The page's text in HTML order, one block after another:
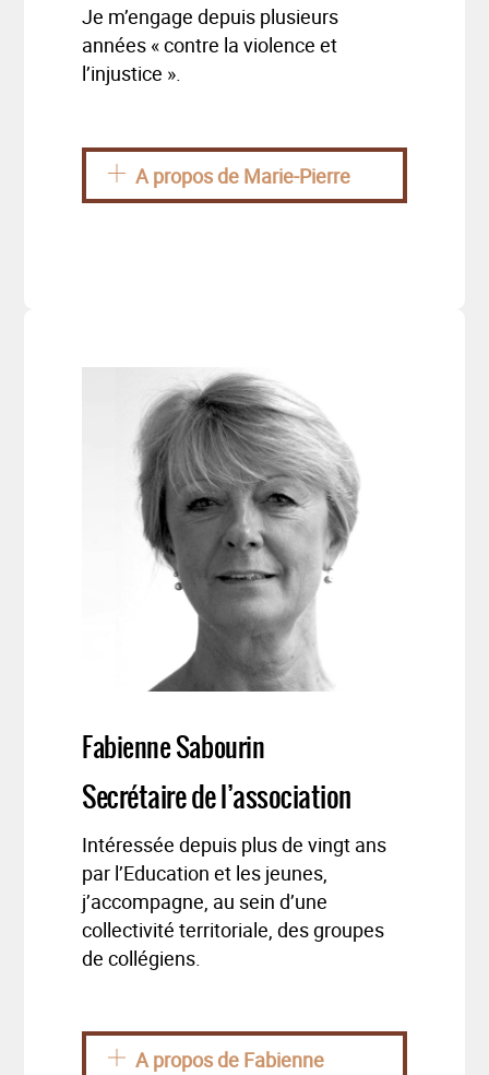
Je m’engage depuis plusieurs
années « contre la violence et
l’injustice ».
A propos de Marie-Pierre
Fabienne Sabourin
Secrétaire de l’association
Intéressée depuis plus de vingt ans
par l’Education et les jeunes,
j’accompagne, au sein d’une
collectivité territoriale, des groupes
de collégiens.
A propos de Fabienne